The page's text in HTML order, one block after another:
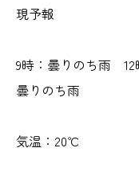
現予報
9時：曇りのち雨
曇りのち雨
気温：20℃